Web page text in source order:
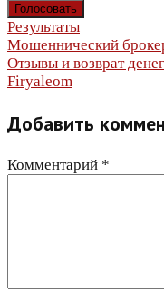
Результаты
Навигация
по
Мошеннический
Отзывы и возврат
Firyaleom
Добавить
Комментарий *